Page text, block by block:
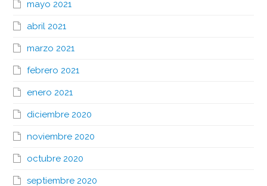
mayo 2021
abril 2021
marzo 2021
febrero 2021
enero 2021
diciembre 2020
noviembre 2020
octubre 2020
septiembre 2020